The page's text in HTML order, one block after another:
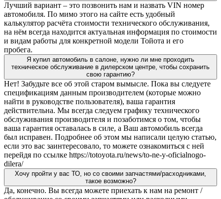
Лучший вариант – это позвонить нам и назвать VIN номер
автомобиля. По мимо этого на сайте есть удобный
калькулятор расчёта стоимости технического обслуживания,
на нём всегда находится актуальная информация по стоимости
и видам работы для конкретной модели Тойота и его
пробега.
Я купил автомобиль в салоне, нужно ли мне проходить
техническое обслуживание в дилерском центре, чтобы сохранить
свою гарантию?
Нет! Забудьте все об этой старом вымысле. Пока вы следуете
спецификациям данным производителем (которые можно
найти в руководстве пользователя), ваша гарантия
действительна. Мы всегда следуем графику технического
обслуживания производителя и позаботимся о том, чтобы
ваша гарантия оставалась в силе, а Ваш автомобиль всегда
был исправен. Подробнее об этом мы написали целую статью,
если это вас заинтересовало, то можете ознакомиться с ней
перейдя по ссылке https://totoyota.ru/news/to-ne-y-oficialnogo-
dilera/
Хочу пройти у вас ТО, но со своими запчастями/расходниками,
такое возможно?
Да, конечно. Вы всегда можете приехать к нам на ремонт /